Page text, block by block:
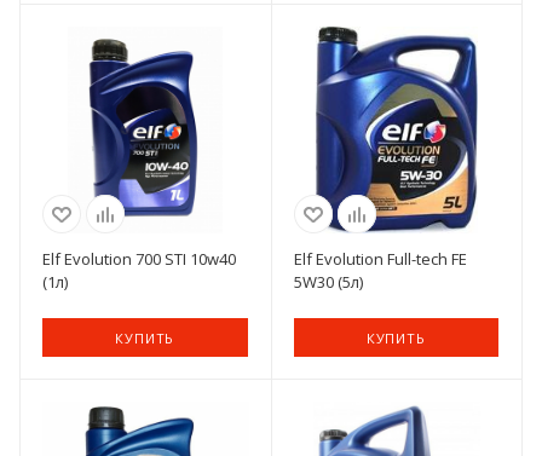
Elf Evolution 700 STI 10w40
(1л)
КУПИТЬ
Elf Evolution Full-tech FE
5W30 (5л)
КУПИТЬ